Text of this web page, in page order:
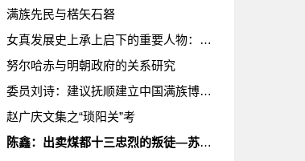
满族先民与楛矢石砮
女真发展史上承上启下的重要人物：王杲
努尔哈赤与明朝政府的关系研究
委员刘诗：建议抚顺建立中国满族博物馆
赵广庆文集之“琐阳关”考
陈鑫：出卖煤都十三忠烈的叛徒—苏振久